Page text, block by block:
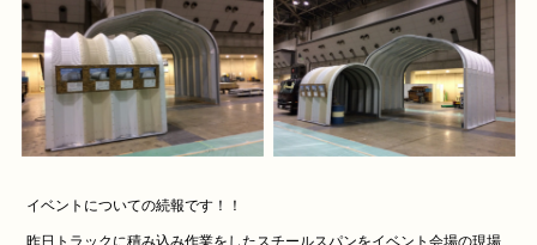
イベントについての続報です！！